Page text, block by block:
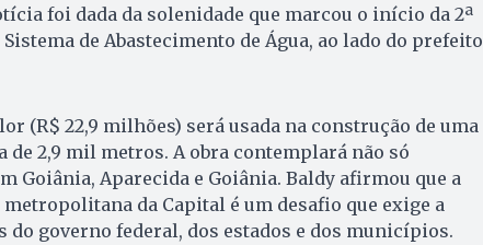
foi dada da solenidade que marcou o início da 2ª
de Abastecimento de Água, ao lado do prefeito
(R$ 22,9 milhões) será usada na construção de uma
de 2,9 mil metros. A obra contemplará não só
Goiânia, Aparecida e Goiânia. Baldy afirmou que a
da Capital é um desafio que exige a
do governo federal, dos estados e dos municípios.